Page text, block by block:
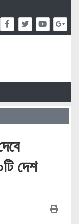
দেশ